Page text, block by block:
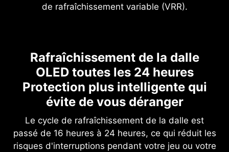
de rafraîchissement variable (VRR).
Rafraîchissement de la dalle
OLED toutes les 24 heures
Protection plus intelligente qui
évite de vous déranger
Le cycle de rafraîchissement de la dalle est
passé de 16 heures à 24 heures, ce qui réduit les
risques d'interruptions pendant votre jeu ou votre